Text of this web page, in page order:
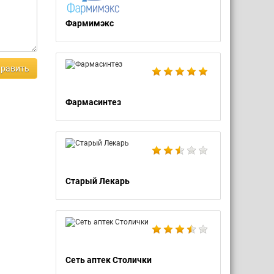
Фармимэкс
Фармасинтез
Старый Лекарь
Сеть аптек Столички